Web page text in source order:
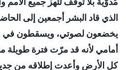
الذي قاد البشر أجمعين إلى
يخضعون لصوتي، ويسقطون في
أمامي لأنه قد مرّت فترة
كل الأرض وأعدت إطلاقه من